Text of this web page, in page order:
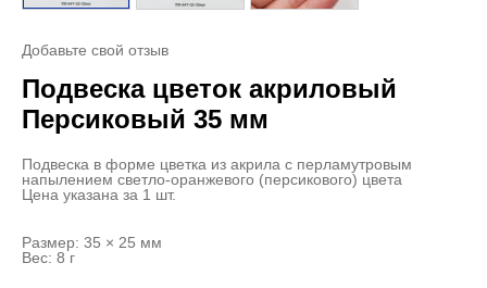
Добавьте свой отзыв
Подвеска цветок акриловый
Персиковый 35 мм
Подвеска в форме цветка из акрила с перламутровым
напылением светло-оранжевого (персикового) цвета
Цена указана за 1 шт.
Размер: 35 × 25 мм
Вес: 8 г